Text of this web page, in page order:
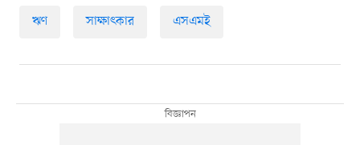
ঋণ সাক্ষাৎকার এসএমই